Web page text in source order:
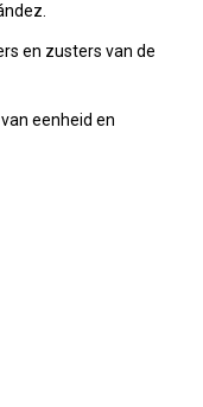
en zusters van de
eenheid en